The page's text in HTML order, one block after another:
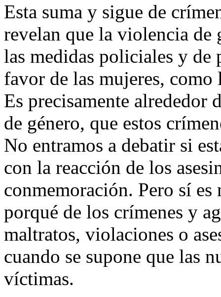
Esta suma y sigue de
revelan que la violencia de
las medidas policiales y de
favor de las mujeres,
Es precisamente
de género, que estos
No entramos a debatir si
con la reacción de los
conmemoración. Pero sí
porqué de los crímenes y
maltratos, violaciones o
cuando se supone que las
víctimas.